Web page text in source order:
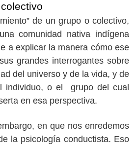
de un grupo o colectivo,
comunidad nativa indígena
a explicar la manera cómo ese
grandes interrogantes sobre
del universo y de la vida, y de
individuo, o el grupo del cual
en esa perspectiva.
en que nos enredemos
la psicología conductista. Eso